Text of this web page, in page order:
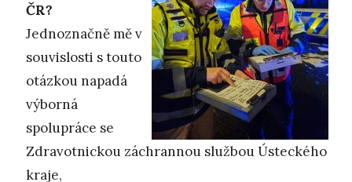
ČR?
Jednoznačně mě v
souvislosti s touto
otázkou napadá
výborná
spolupráce se
Zdravotnickou záchrannou službou Ústeckého
kraje,